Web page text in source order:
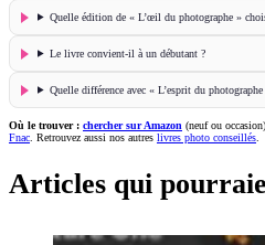
Quelle édition de « L’œil du photographe »
Le livre convient-il à un débutant ?
Quelle différence avec « L’esprit du
Où le trouver : chercher sur Amazon (neuf ou
Fnac. Retrouvez aussi nos autres livres photo conseillés.
Articles qui